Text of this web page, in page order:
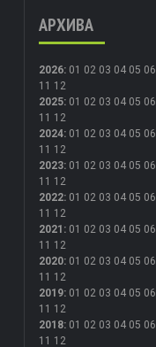
АРХИВА
2026: 01 02 03 04 05 06
11 12
2025: 01 02 03 04 05 06
11 12
2024: 01 02 03 04 05 06
11 12
2023: 01 02 03 04 05 06
11 12
2022: 01 02 03 04 05 06
11 12
2021 : 01 02 03 04 05 06
11 12
2020: 01 02 03 04 05 06
11 12
2019: 01 02 03 04 05 06
11 12
2018: 01 02 03 04 05 06
11 12